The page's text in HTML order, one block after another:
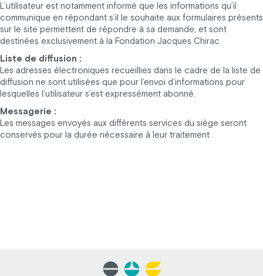
L’utilisateur est notamment informé que les informations qu’il
communique en répondant s’il le souhaite aux formulaires présents
sur le site permettent de répondre à sa demande, et sont
destinées exclusivement à la Fondation Jacques Chirac
Liste de diffusion :
Les adresses électroniques recueillies dans le cadre de la liste de
diffusion ne sont utilisées que pour l’envoi d’informations pour
lesquelles l’utilisateur s’est expressément abonné.
Messagerie :
Les messages envoyés aux différents services du siège seront
conservés pour la durée nécessaire à leur traitement